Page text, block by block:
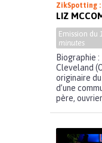
ZikSpotting :
LIZ
Emission du
minutes
Biographie
Cleveland
originaire
d’une
père,